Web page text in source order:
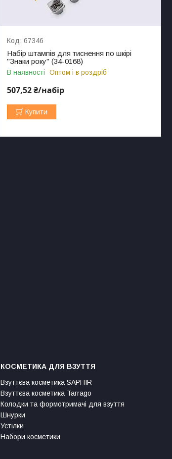
67346
Набір штампів для тиснення по шкірі
"Знаки року" (34-0168)
В наявності Оптом і в роздріб
507,52 ₴/набір
Купити
КОСМЕТИКА ДЛЯ ВЗУТТЯ
Взуттєва косметика SAPHIR
Взуттєва косметика Tarrago
Колодки та формотримачі для взуття
Шнурки
Устілки
Набори косметики